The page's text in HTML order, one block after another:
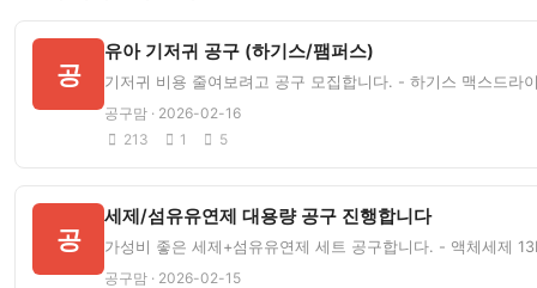
공
유아 기저귀 공구 (하기스/팸퍼스)
기저귀 비용 줄여보려고 공구 모집합니다. - 하기스 맥스드
공구맘 · 2026-02-16
213
1 5
공
세제/섬유유연제 대용량 공구 진행합니다
가성비 좋은 세제+섬유유연제 세트 공구합니다. - 액체세제
공구맘 · 2026-02-15